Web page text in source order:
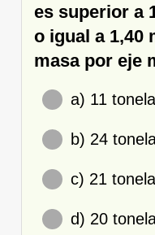
es superior a
o igual a 1,40
masa por eje
a) 11
b) 24
c) 21
d) 20